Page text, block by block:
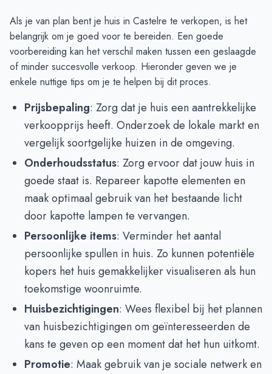
Als je van plan bent je huis in Castelre te verkopen, is het
belangrijk om je goed voor te bereiden. Een goede
voorbereiding kan het verschil maken tussen een geslaagde
of minder succesvolle verkoop. Hieronder geven we je
enkele nuttige tips om je te helpen bij dit proces.
Prijsbepaling: Zorg dat je huis een aantrekkelijke
verkoopprijs heeft. Onderzoek de lokale markt en
vergelijk soortgelijke huizen in de omgeving.
Onderhoudsstatus: Zorg ervoor dat jouw huis in
goede staat is. Repareer kapotte elementen en
maak optimaal gebruik van het bestaande licht
door kapotte lampen te vervangen.
Persoonlijke items: Verminder het aantal
persoonlijke spullen in huis. Zo kunnen potentiële
kopers het huis gemakkelijker visualiseren als hun
toekomstige woonruimte.
Huisbezichtigingen: Wees flexibel bij het plannen
van huisbezichtigingen om geïnteresseerden de
kans te geven op een moment dat het hun uitkomt.
Promotie: Maak gebruik van je sociale netwerk en